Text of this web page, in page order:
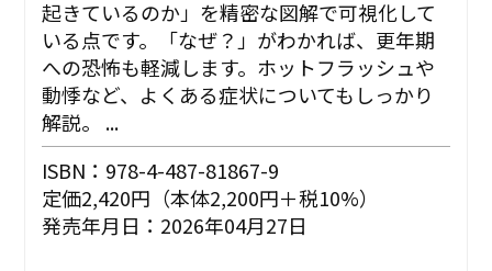
起きているのか」を精密な図解で可視化して
いる点です。「なぜ？」がわかれば、更年期
への恐怖も軽減します。ホットフラッシュや
動悸など、よくある症状についてもしっかり
解説。 ...
ISBN：978-4-487-81867-9
定価2,420円（本体2,200円＋税10%）
発売年月日：2026年04月27日